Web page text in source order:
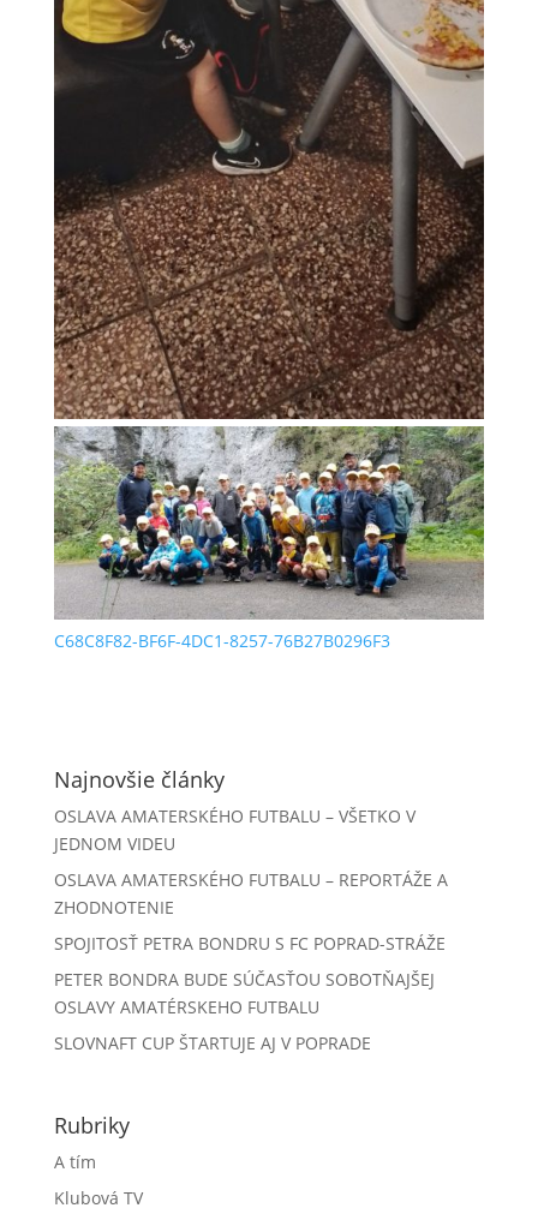
C68C8F82-BF6F-4DC1-8257-76B27B0296F3
Najnovšie články
OSLAVA AMATERSKÉHO FUTBALU – VŠETKO V
JEDNOM VIDEU
OSLAVA AMATERSKÉHO FUTBALU – REPORTÁŽE A
ZHODNOTENIE
SPOJITOSŤ PETRA BONDRU S FC POPRAD-STRÁŽE
PETER BONDRA BUDE SÚČASŤOU SOBOTŇAJŠEJ
OSLAVY AMATÉRSKEHO FUTBALU
SLOVNAFT CUP ŠTARTUJE AJ V POPRADE
Rubriky
A tím
Klubová TV